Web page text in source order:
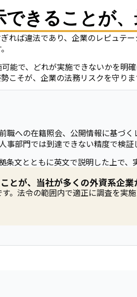
できることが
れば違法であり、企業のレピュテ
能で、どれが実施できないかを明
こそが、企業の法務リスクを守りま
への在籍照会、公開情報に基づ
部門では到達できない精度で検証
文とともに英文で説明した上で、
が、当社が多くの外資系企業
。法令の範囲内で適正に調査を実